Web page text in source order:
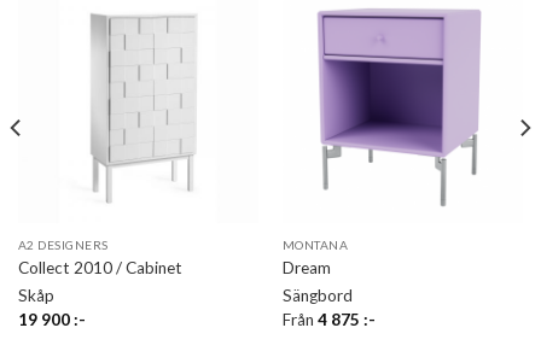
A2 DESIGNERS
Collect 2010 / Cabinet
Skåp
19 900:-
MONTANA
Dream
Sängbord
Från 4 875 :-